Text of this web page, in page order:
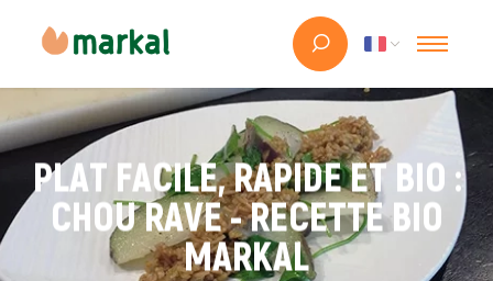
PLAT FACILE, RAPIDE ET BIO :
CHOU RAVE - RECETTE BIO
MARKAL